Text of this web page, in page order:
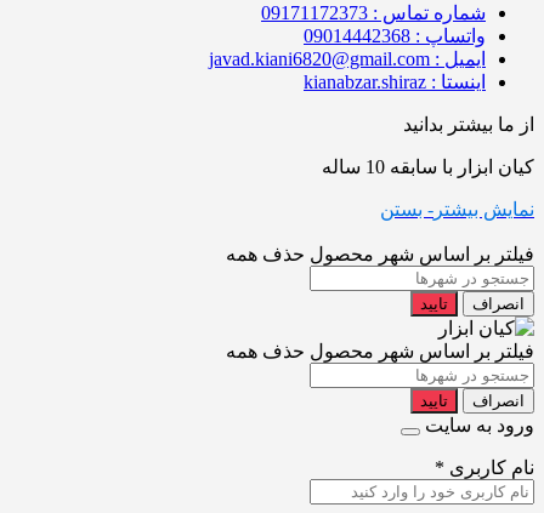
شماره تماس : 09171172373
واتساپ : 09014442368
ایمیل : javad.kiani6820@gmail.com
اینستا : kianabzar.shiraz
از ما بیشتر بدانید
کیان ابزار با سابقه 10 ساله
نمایش بیشتر - بستن
فیلتر بر اساس شهر محصول حذف همه
انصراف تایید
فیلتر بر اساس شهر محصول حذف همه
انصراف تایید
ورود به سایت
نام کاربری *